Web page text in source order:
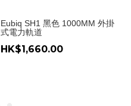
Eubiq SH1 黑色 1000MM 外掛
式電力軌道
HK$1,660.00